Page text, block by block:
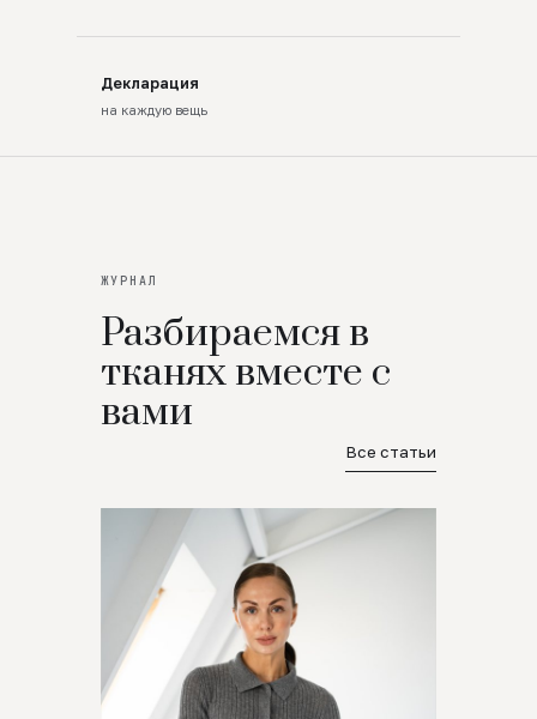
Декларация
на каждую вещь
ЖУРНАЛ
Разбираемся в
тканях вместе с
вами
Все статьи